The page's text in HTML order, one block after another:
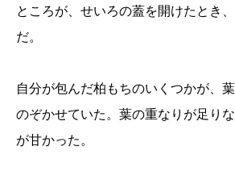
ところが、せいろの蓋を開けたとき
だ。
自分が包んだ柏もちのいくつかが、
のぞかせていた。葉の重なりが足り
が甘かった。